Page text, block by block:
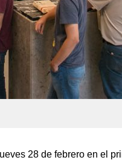
28 de febrero en el